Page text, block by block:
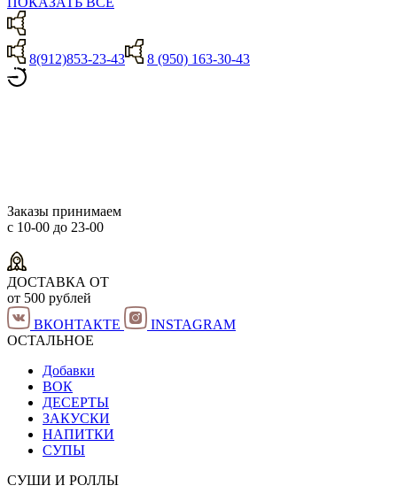
8(912)853-23-43 8 (950) 163-30-43
Заказы принимаем
с 10-00 до 23-00
ДОСТАВКА ОТ
от 500 рублей
ВКОНТАКТЕ
INSTAGRAM
ОСТАЛЬНОЕ
Добавки
ВОК
ДЕСЕРТЫ
ЗАКУСКИ
НАПИТКИ
СУПЫ
СУШИ И РОЛЛЫ